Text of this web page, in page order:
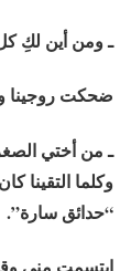
ـ ومن أين لكِ
ضحكت روجينا
ـ من أختي
وكلما التقينا
“حدائق سارة”.
ابتسمت منى